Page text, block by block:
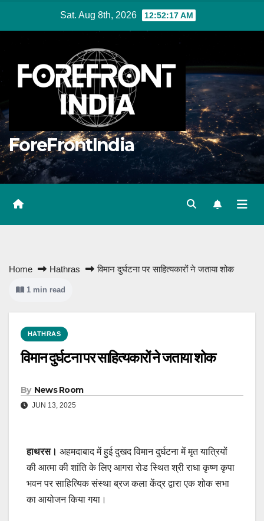
Sat. Aug 8th, 2026 12:52:18 AM
ForeFrontIndia
Home Hathras विमान दुर्घटना पर साहित्यकारों ने जताया शोक
1 min read
HATHRAS
विमान दुर्घटना पर साहित्यकारों ने जताया शोक
By News Room
JUN 13, 2025
हाथरस। अहमदाबाद में हुई दुखद विमान दुर्घटना में मृत यात्रियों
की आत्मा की शांति के लिए आगरा रोड स्थित श्री राधा कृष्ण कृपा
भवन पर साहित्यिक संस्था ब्रज कला केंद्र द्वारा एक शोक सभा
का आयोजन किया गया।